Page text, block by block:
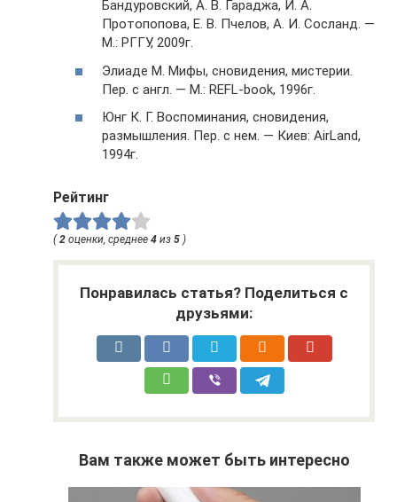
Бандуровский, А. В. Гараджа, И. А.
Протопопова, Е. В. Пчелов, А. И. Сосланд. —
М.: РГГУ, 2009г.
Элиаде М. Мифы, сновидения, мистерии.
Пер. с англ. — М.: REFL-book, 1996г.
Юнг К. Г. Воспоминания, сновидения,
размышления. Пер. с нем. — Киев: AirLand,
1994г.
Рейтинг
( 2 оценки, среднее 4 из 5 )
Понравилась статья? Поделиться с
друзьями:
Вам также может быть интересно